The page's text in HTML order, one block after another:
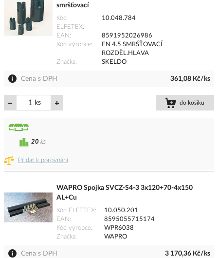
smršťovací
Kód
ELFETEX
10.048.784
EAN
8591952026986
Kód výrobce
EN 4.5 SMRŠŤOVACÍ
ROZDĚL.HLAVA
Značka
SKELDO
Cena s DPH 361,08 Kč/ks
ks do košíku
Přidat k porovnání
20 ks
WAPRO Spojka SVCZ-S4-3 3x120+70-4x150
AL+Cu
Kód ELFETEX
10.050.201
EAN
8595055715174
Kód výrobce
WPR6038
Značka
WAPRO
Cena s DPH 3 170,36 Kč/ks